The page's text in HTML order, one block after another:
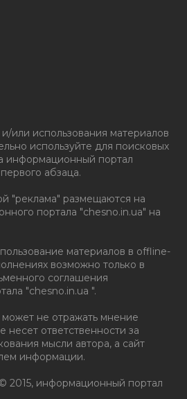
или использования материалов
используйте для поисковых
информационный портал
абзаца.
"реклама" размещаются на
портала "chesno.in.ua" на
материалов в offline-
возможно только в
соглашения
"chesno.in.ua ".
не отражать мнение
ответственности за
мысли автора, а сайт
информации.
2015, информационный портал